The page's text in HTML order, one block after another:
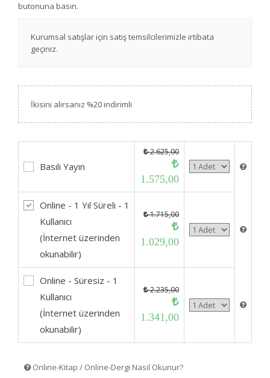
butonuna basın.
Kurumsal satışlar için satış temsilcilerimizle irtibata
geçiniz.
İkisini alırsanız %20 indirimli
Basılı Yayın
2.625,00
1.575,00
Online - 1 Yıl Süreli - 1
Kullanıcı
(İnternet üzerinden
okunabilir)
1.715,00
1.029,00
Online - Süresiz - 1
Kullanıcı
(İnternet üzerinden
okunabilir)
2.235,00
1.341,00
Online-Kitap / Online-Dergi Nasıl Okunur?